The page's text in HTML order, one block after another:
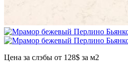
Цена за слэбы от 128$ за м2